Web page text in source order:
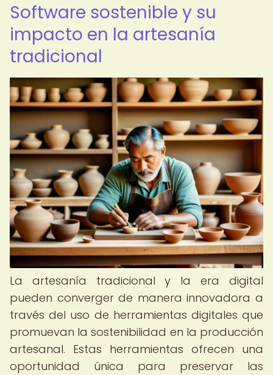
Software sostenible y su
impacto en la artesanía
tradicional
La artesanía tradicional y la era digital
pueden converger de manera innovadora a
través del uso de herramientas digitales que
promuevan la sostenibilidad en la producción
artesanal. Estas herramientas ofrecen una
oportunidad única para preservar las